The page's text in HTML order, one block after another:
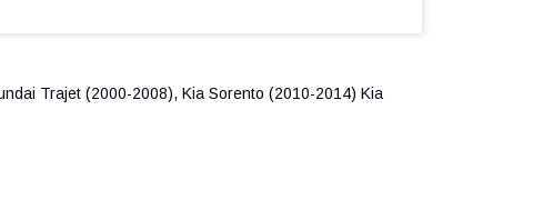
Trajet (2000-2008), Kia Sorento (2010-2014) Kia